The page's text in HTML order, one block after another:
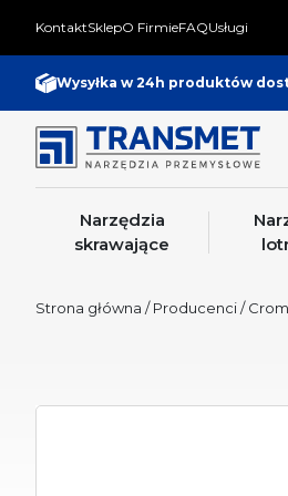
KontaktSklepO FirmieFAQUsługi
Wysyłka w 24h produktów
Narzędzia
skrawające
Strona główna /Producenci/